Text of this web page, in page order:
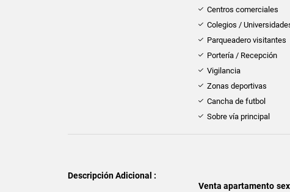
Centros comerciales
Colegios /
Parqueadero visitantes
Portería / Recepción
Vigilancia
Zonas deportivas
Cancha de futbol
Sobre vía principal
Descripción Adicional :
Venta apartamento